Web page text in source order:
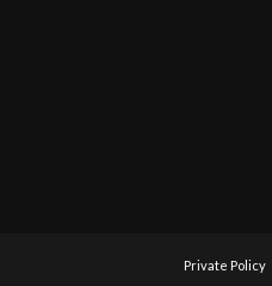
Private Policy